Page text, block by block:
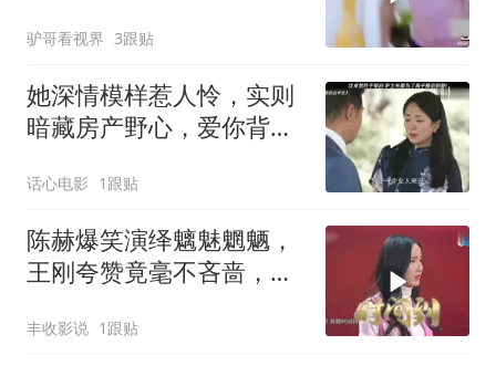
驴哥看视界 3跟贴
她深情模样惹人怜，实则
暗藏房产野心，爱你背后
话心电影 1跟贴
陈赫爆笑演绎魑魅魍魉，
王刚夸赞竟毫不吝啬，足
丰收影说 1跟贴